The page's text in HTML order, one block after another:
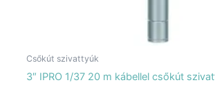
Csőkút szivattyúk
3″ IPRO 1/37 20 m kábellel csőkút